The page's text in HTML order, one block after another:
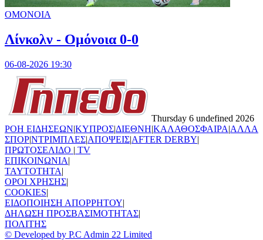
ΟΜΟΝΟΙΑ
Λίνκολν - Ομόνοια 0-0
06-08-2026 19:30
Thursday 6 undefined 2026
ΡΟΗ ΕΙΔΗΣΕΩΝ|ΚΥΠΡΟΣ|ΔΙΕΘΝΗ|ΚΑΛΑΘΟΣΦΑΙΡΑ|ΑΛΛΑ
ΣΠΟΡ|ΝΤΡΙΜΠΛΕΣ|ΑΠΟΨΕΙΣ|AFTER DERBY|
ΠΡΩΤΟΣΕΛΙΔΟ | TV
ΕΠΙΚΟΙΝΩΝΙΑ|
TAYTOTHTA|
ΟΡΟΙ ΧΡΗΣΗΣ|
COOKIES|
ΕΙΔΟΠΟΙΗΣΗ ΑΠΟΡΡΗΤΟΥ|
ΔΗΛΩΣΗ ΠΡΟΣΒΑΣΙΜΟΤΗΤΑΣ|
ΠΟΛΙΤΗΣ
© Developed by P.C Admin 22 Limited